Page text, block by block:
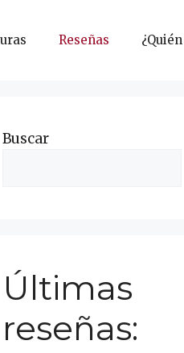
Reseñas
Buscar
Últimas
reseñas: